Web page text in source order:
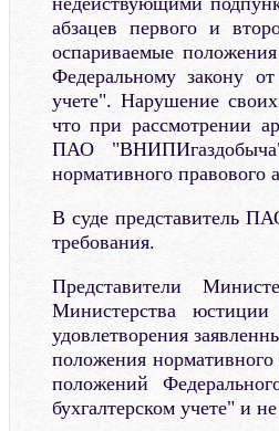
абзацев первого и
оспариваемые
Федеральному закону
учете". Нарушение
что при рассмотрении
ПАО
нормативного правового
В суде представитель
требования.
Представители
Министерства
удовлетворения
положения
положений
бухгалтерском учете" и